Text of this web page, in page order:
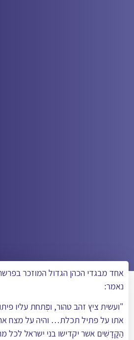
אחד מבגדי הכהן הגדול המוזכר
נאמר:
"ועשית ציץ זהב טהור, ופׅתחת עליו
אֺתו על פתיל תכלת… והיה על מצח
הַקֳּדָשִׁים אשר יקדישו בני ישראל לכל